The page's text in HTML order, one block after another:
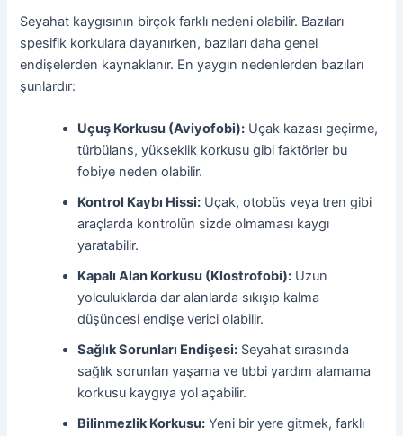
Seyahat kaygısının birçok farklı nedeni olabilir. Bazıları
spesifik korkulara dayanırken, bazıları daha genel
endişelerden kaynaklanır. En yaygın nedenlerden bazıları
şunlardır:
Uçuş Korkusu (Aviyofobi): Uçak kazası geçirme,
türbülans, yükseklik korkusu gibi faktörler bu
fobiye neden olabilir.
Kontrol Kaybı Hissi: Uçak, otobüs veya tren gibi
araçlarda kontrolün sizde olmaması kaygı
yaratabilir.
Kapalı Alan Korkusu (Klostrofobi): Uzun
yolculuklarda dar alanlarda sıkışıp kalma
düşüncesi endişe verici olabilir.
Sağlık Sorunları Endişesi: Seyahat sırasında
sağlık sorunları yaşama ve tıbbi yardım alamama
korkusu kaygıya yol açabilir.
Bilinmezlik Korkusu: Yeni bir yere gitmek, farklı